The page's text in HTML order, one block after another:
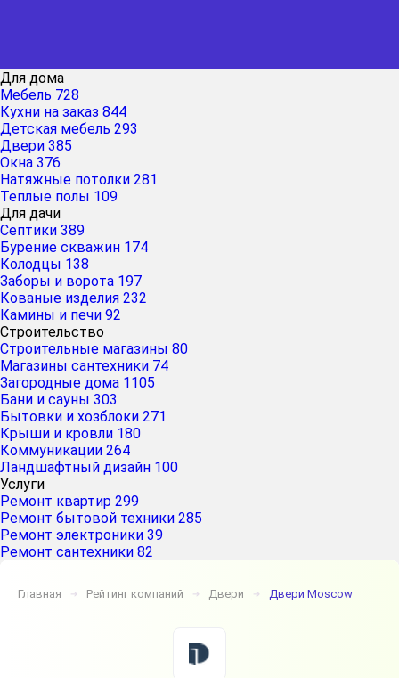
Для дома
Мебель 728
Кухни на заказ 844
Детская мебель 293
Двери 385
Окна 376
Натяжные потолки 281
Теплые полы 109
Для дачи
Септики 389
Бурение скважин 174
Колодцы 138
Заборы и ворота 197
Кованые изделия 232
Камины и печи 92
Строительство
Строительные магазины 80
Магазины сантехники 74
Загородные дома 1105
Бани и сауны 303
Бытовки и хозблоки 271
Крыши и кровли 180
Коммуникации 264
Ландшафтный дизайн 100
Услуги
Ремонт квартир 299
Ремонт бытовой техники 285
Ремонт электроники 39
Ремонт сантехники 82
Главная ➔ Рейтинг компаний ➔ Двери ➔ Двери Moscow